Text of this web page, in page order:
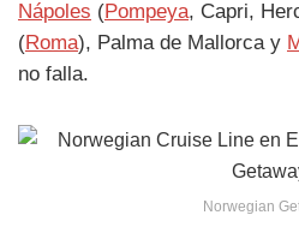
Nápoles (Pompeya, Capri,
(Roma), Palma de Mallorca y
no falla.
Norwegian